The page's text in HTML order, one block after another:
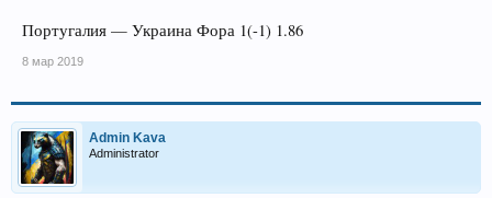
Португалия — Украина Фора 1(-1) 1.86
8 мар 2019
Admin Kava
Administrator